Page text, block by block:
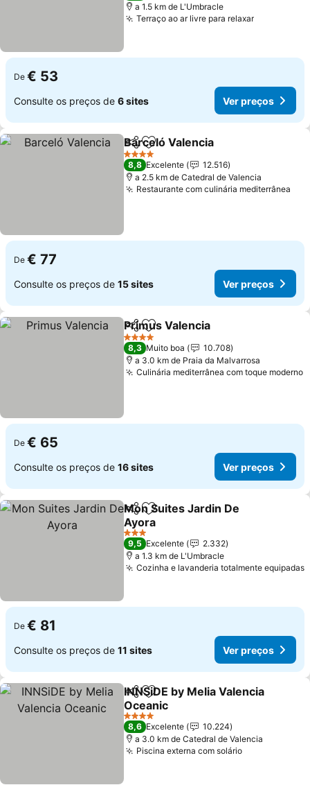
a 1.5 km de L'Umbracle
Terraço ao ar livre para relaxarVer preços
De € 53
Consulte os preços de 6 sites Ver preços
PartilharAdicionar aos favoritos
Barceló Valencia
4 Estrelas
8,8 Excelente
12.516
a 2.5 km de Catedral de Valencia
Restaurante com culinária mediterrânea
De € 77
Consulte os preços de 15 sites Ver preços
PartilharAdicionar aos favoritos
Primus Valencia
4 Estrelas
8,3 Muito boa
10.708
a 3.0 km de Praia da Malvarrosa
Culinária mediterrânea com toque moderno
De € 65
Consulte os preços de 16 sites Ver preços
PartilharAdicionar aos favoritos
Mon Suites Jardin De
Ayora
Ver preços
3 Estrelas
9,5 Excelente
2.332
a 1.3 km de L'Umbracle
Cozinha e lavanderia totalmente equipadas
De € 81
Consulte os preços de 11 sites Ver preços
PartilharAdicionar aos favoritos
INNSiDE by Melia Valencia
Oceanic
Ver preços
4 Estrelas
8,6 Excelente
10.224
a 3.0 km de Catedral de Valencia
Piscina externa com solárioVer preços